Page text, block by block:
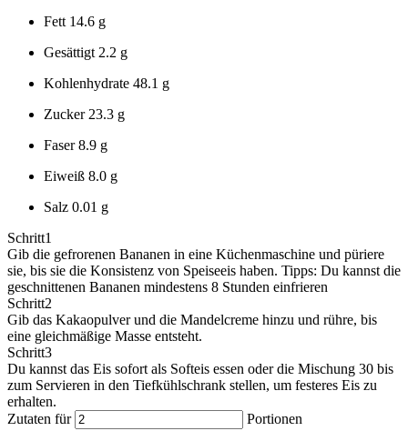
Fett 14.6 g
Gesättigt 2.2 g
Kohlenhydrate 48.1 g
Zucker 23.3 g
Faser8.9 g
Eiweiß 8.0 g
Salz 0.01 g
Schritt1
Gib die gefrorenen Bananen in eine Küchenmaschine und püriere
sie, bis sie die Konsistenz von Speiseeis haben. Tipps: Du kannst die
geschnittenen Bananen mindestens 8 Stunden einfrieren
Schritt2
Gib das Kakaopulver und die Mandelcreme hinzu und rühre, bis
eine gleichmäßige Masse entsteht.
Schritt3
Du kannst das Eis sofort als Softeis essen oder die Mischung 30 bis
zum Servieren in den Tiefkühlschrank stellen, um festeres Eis zu
erhalten.
Zutaten für
Portionen